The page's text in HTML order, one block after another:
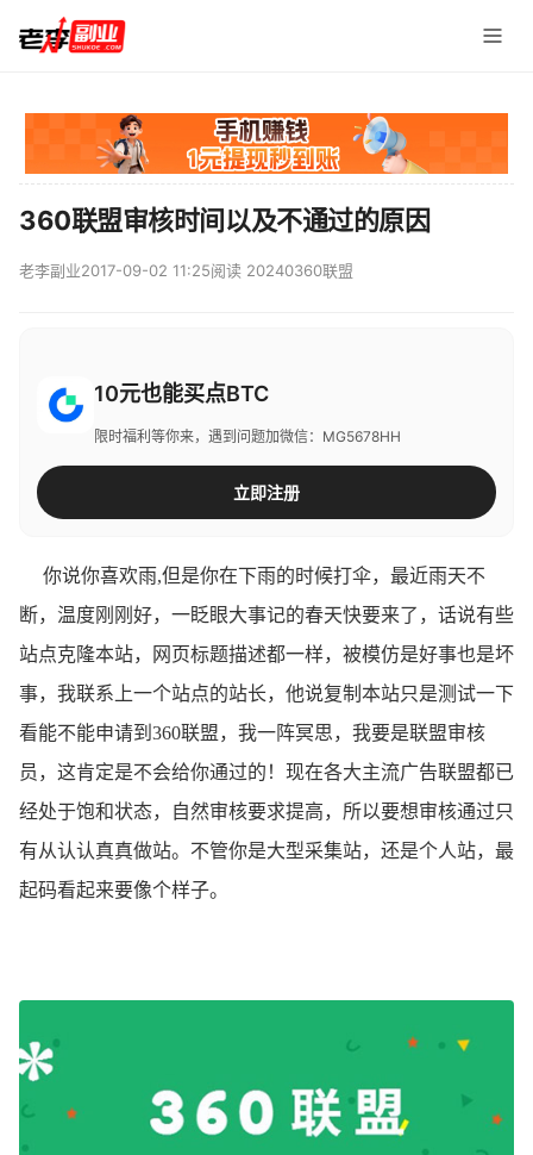
360联盟审核时间以及不通过的原因
老李副业2017-09-02 11:25阅读 20240360联盟
10元也能买点BTC
限时福利等你来，遇到问题加微信：MG5678HH
立即注册
你说你喜欢雨,但是你在下雨的时候打伞，最近雨天不
断，温度刚刚好，一眨眼大事记的春天快要来了，话说有些
站点克隆本站，网页标题描述都一样，被模仿是好事也是坏
事，我联系上一个站点的站长，他说复制本站只是测试一下
看能不能申请到360联盟，我一阵冥思，我要是联盟审核
员，这肯定是不会给你通过的！现在各大主流广告联盟都已
经处于饱和状态，自然审核要求提高，所以要想审核通过只
有从认认真真做站。不管你是大型采集站，还是个人站，最
起码看起来要像个样子。